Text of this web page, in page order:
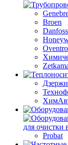
Broen
Danfoss
для очистки
Probat